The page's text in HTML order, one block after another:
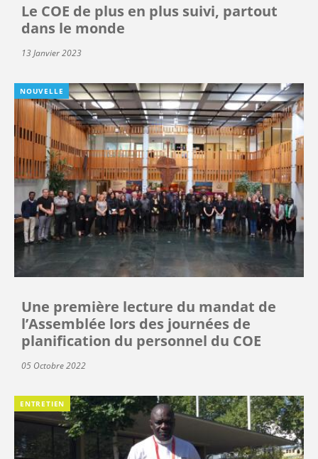
Le COE de plus en plus suivi, partout
dans le monde
13 Janvier 2023
NOUVELLE
Une première lecture du mandat de
l’Assemblée lors des journées de
planification du personnel du COE
05 Octobre 2022
ENTRETIEN